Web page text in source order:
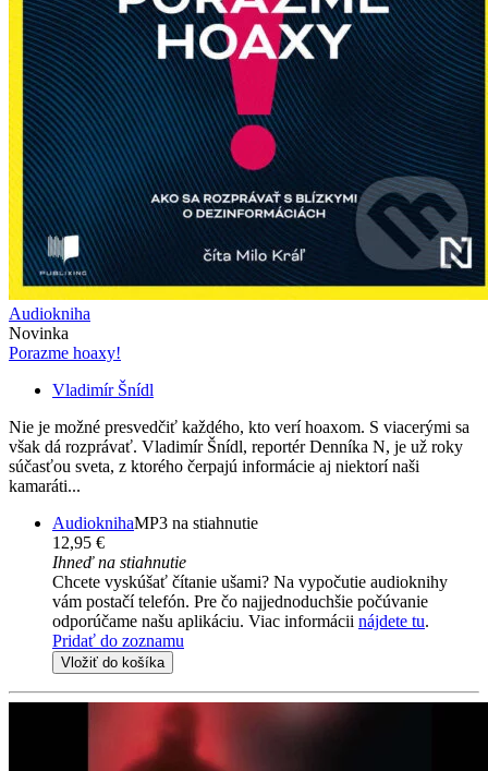
Audiokniha
Novinka
Porazme hoaxy!
Vladimír Šnídl
Nie je možné presvedčiť každého, kto verí hoaxom. S viacerými sa
však dá rozprávať. Vladimír Šnídl, reportér Denníka N, je už roky
súčasťou sveta, z ktorého čerpajú informácie aj niektorí naši
kamaráti...
AudioknihaMP3 na stiahnutie
12,95 €
Ihneď na stiahnutie
Chcete vyskúšať čítanie ušami? Na vypočutie audioknihy
vám postačí telefón. Pre čo najjednoduchšie počúvanie
odporúčame našu aplikáciu. Viac informácii nájdete tu.
Pridať do zoznamu
Vložiť do košíka